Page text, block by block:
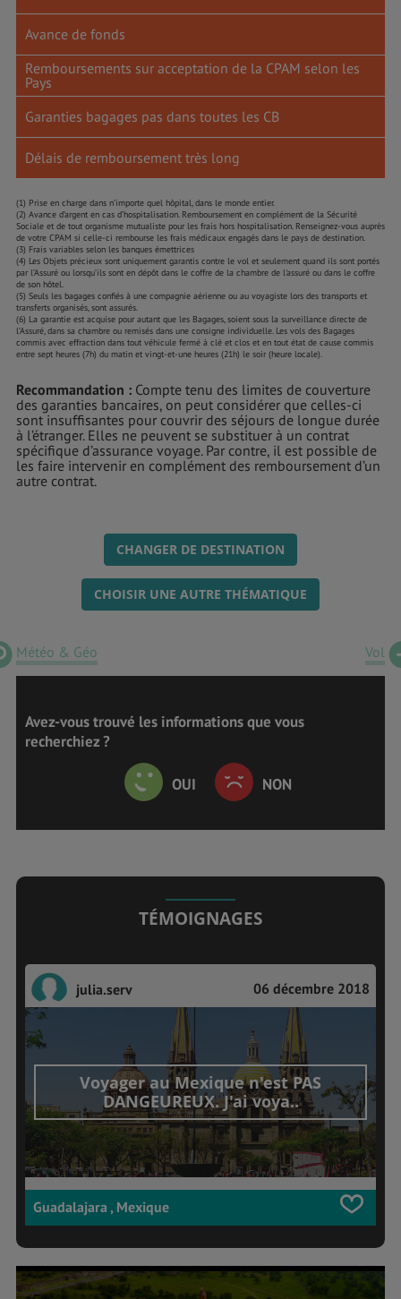
Avance de fonds
Remboursements sur acceptation de la CPAM selon les
Pays
Garanties bagages pas dans toutes les CB
Délais de remboursement très long
(1) Prise en charge dans n’importe quel hôpital, dans le monde entier.
(2) Avance d’argent en cas d’hospitalisation. Remboursement en complément de la Sécurité
Sociale et de tout organisme mutualiste pour les frais hors hospitalisation. Renseignez-vous auprès
de votre CPAM si celle-ci rembourse les frais médicaux engagés dans le pays de destination.
(3) Frais variables selon les banques émettrices
(4) Les Objets précieux sont uniquement garantis contre le vol et seulement quand ils sont portés
par l’Assuré ou lorsqu’ils sont en dépôt dans le coffre de la chambre de l'assuré ou dans le coffre
de son hôtel.
(5) Seuls les bagages confiés à une compagnie aérienne ou au voyagiste lors des transports et
transferts organisés, sont assurés.
(6) La garantie est acquise pour autant que les Bagages, soient sous la surveillance directe de
l’Assuré, dans sa chambre ou remisés dans une consigne individuelle. Les vols des Bagages
commis avec effraction dans tout véhicule fermé à clé et clos et en tout état de cause commis
entre sept heures (7h) du matin et vingt-et-une heures (21h) le soir (heure locale).
Recommandation : Compte tenu des limites de couverture
des garanties bancaires, on peut considérer que celles-ci
sont insuffisantes pour couvrir des séjours de longue durée
à l’étranger. Elles ne peuvent se substituer à un contrat
spécifique d’assurance voyage. Par contre, il est possible de
les faire intervenir en complément des remboursement d’un
autre contrat.
CHANGER DE DESTINATION
CHOISIR UNE AUTRE THÉMATIQUE
Météo & Géo Vol
Avez-vous trouvé les informations que vous
recherchiez ?
OUI NON
TÉMOIGNAGES
julia.serv 06 décembre 2018
Voyager au Mexique n'est PAS
DANGEUREUX. J'ai voya..
Guadalajara , Mexique